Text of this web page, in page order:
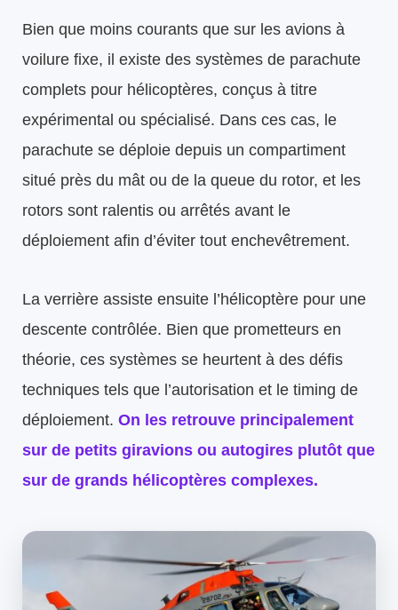
Bien que moins courants que sur les avions à
voilure fixe, il existe des systèmes de parachute
complets pour hélicoptères, conçus à titre
expérimental ou spécialisé. Dans ces cas, le
parachute se déploie depuis un compartiment
situé près du mât ou de la queue du rotor, et les
rotors sont ralentis ou arrêtés avant le
déploiement afin d’éviter tout enchevêtrement.
La verrière assiste ensuite l’hélicoptère pour une
descente contrôlée. Bien que prometteurs en
théorie, ces systèmes se heurtent à des défis
techniques tels que l’autorisation et le timing de
déploiement. On les retrouve principalement
sur de petits giravions ou autogires plutôt que
sur de grands hélicoptères complexes.